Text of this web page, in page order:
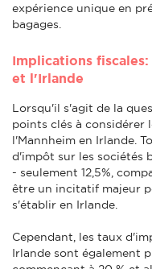
expérience unique en
bagages.
Implications
et l'Irlande
Lorsqu'il s'agit de la
points clés à considérer
l'Mannheim en Irlande.
d'impôt sur les sociétés
- seulement 12,5%,
être un incitatif majeur
s'établir en Irlande.
Cependant, les taux
Irlande sont également